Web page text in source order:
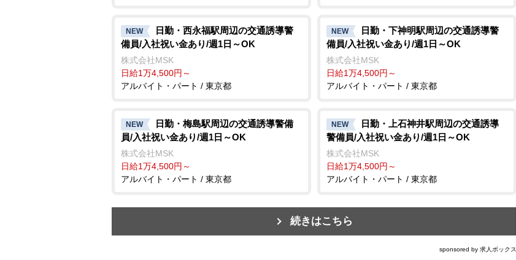
NEW
日勤・西永福駅周辺の交通誘導警
備員/入社祝い金あり/週1日～OK
株式会社MSK
日給1万4,500円～
アルバイト・パート / 東京都
NEW
日勤・下神明駅周辺の交通誘導警
備員/入社祝い金あり/週1日～OK
株式会社MSK
日給1万4,500円～
アルバイト・パート / 東京都
NEW
日勤・梅島駅周辺の交通誘導警備
員/入社祝い金あり/週1日～OK
株式会社MSK
日給1万4,500円～
アルバイト・パート / 東京都
NEW
日勤・上石神井駅周辺の交通誘導
警備員/入社祝い金あり/週1日～OK
株式会社MSK
日給1万4,500円～
アルバイト・パート / 東京都
続きはこちら
sponsored by 求人ボックス